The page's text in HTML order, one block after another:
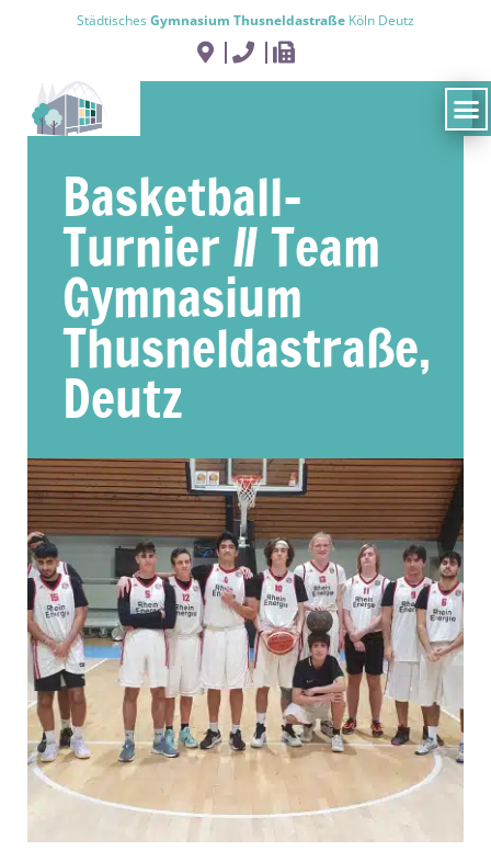
Städtisches Gymnasium Thusneldastraße Köln Deutz
Basketball-
Turnier // Team
Gymnasium
Thusneldastraße,
Deutz